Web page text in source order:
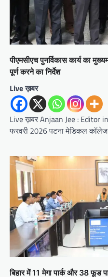
पीएमसीएच पुनर्विकास कार्य का
पूर्ण करने का निर्देश
Live ख़बर
Live ख़बर Anjaan Jee : Editor
फरवरी 2026 पटना मेडिकल
बिहार में 11 मेगा पार्क और 38 फूड